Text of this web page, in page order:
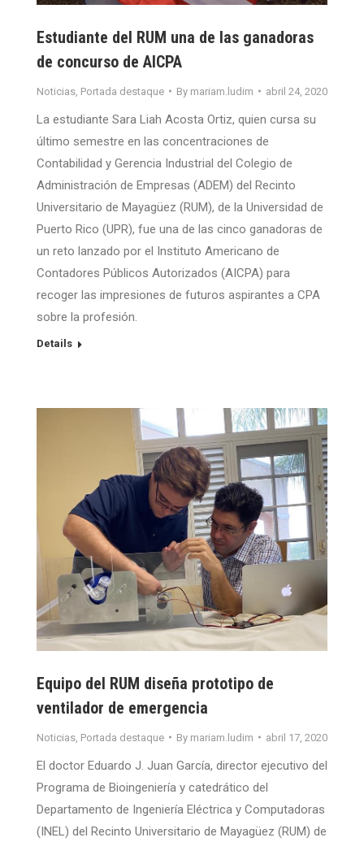
Estudiante del RUM una de las ganadoras
de concurso de AICPA
Noticias Portada destaque By mariam.ludim abril 24, 2020
La estudiante Sara Liah Acosta Ortiz, quien cursa su
último semestre en las concentraciones de
Contabilidad y Gerencia Industrial del Colegio de
Administración de Empresas (ADEM) del Recinto
Universitario de Mayagüez (RUM), de la Universidad de
Puerto Rico (UPR), fue una de las cinco ganadoras de
un reto lanzado por el Instituto Americano de
Contadores Públicos Autorizados (AICPA) para
recoger las impresiones de futuros aspirantes a CPA
sobre la profesión.
Details
Equipo del RUM diseña prototipo de
ventilador de emergencia
Noticias Portada destaque By mariam.ludim abril 17, 2020
El doctor Eduardo J. Juan García, director ejecutivo del
Programa de Bioingeniería y catedrático del
Departamento de Ingeniería Eléctrica y Computadoras
(INEL) del Recinto Universitario de Mayagüez (RUM) de